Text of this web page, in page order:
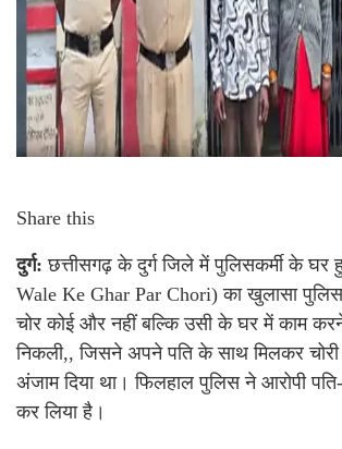
Share this
दुर्ग:छत्तीसगढ़ के दुर्ग जिले में पुलिसकर्मी के घर
Wale Ke Ghar Par Chori) का खुलासा
चोर कोई और नहीं बल्कि उसी के घर में काम करने
निकली,, जिसने अपने पति के साथ मिलकर चोरी
अंजाम दिया था। फिलहाल पुलिस ने आरोपी पति-
कर लिया है।